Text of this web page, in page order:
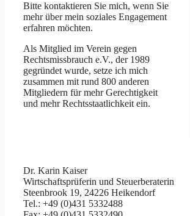
Bitte kontaktieren Sie mich, wenn Sie
mehr über mein soziales Engagement
erfahren möchten.
Als Mitglied im Verein gegen
Rechtsmissbrauch e.V., der 1989
gegründet wurde, setze ich mich
zusammen mit rund 800 anderen
Mitgliedern für mehr Gerechtigkeit
und mehr Rechtsstaatlichkeit ein.
Dr. Karin Kaiser
Wirtschaftsprüferin und Steuerberaterin
Steenbrook 19, 24226 Heikendorf
Tel.: +49 (0)431 5332488